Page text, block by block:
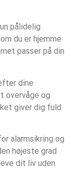
pålidelig
du er hjemme
passer på din
dine
overvåge og
giver dig fuld
alarmsikring og
højeste grad
dit liv uden